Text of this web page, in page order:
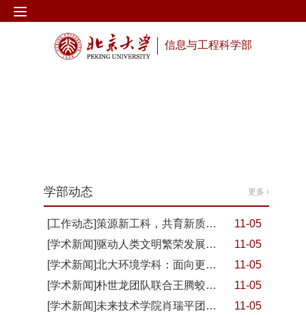
信息与工程科学部
学部动态 更多
[工作动态]策源新工科，共育新质生产力——北京论坛（2024）新工科专题论坛举行
11-05
[学术新闻]驱动人类文明繁荣发展之“力” —— 段慧玲院士在北京论坛（2024）闭幕式上的主旨报告
11-05
[学术新闻]北大环境学科：面向更健康和更可持续的未来
11-05
[学术新闻]朴世龙团队联合王腾蛟团队利用人工智能近实时追踪陆地碳汇，破解2023年大气二氧化碳激增之谜
11-05
[学术新闻]未来技术学院肖瑞平团队研发的HMI-115纳入突破性治疗药物品种名单
11-05